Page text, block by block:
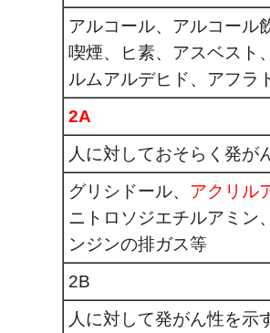
アルコール、アルコール
喫煙、ヒ素、アスベスト
ルムアルデヒド、アフラ
2A
人に対しておそらく発が
グリシドール、 アクリル
ニトロソジエチルアミン
ンジンの排ガス等
2B
人に対して発がん性を示